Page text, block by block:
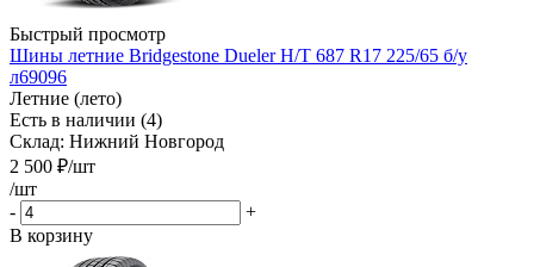
Быстрый просмотр
Шины летние Bridgestone Dueler H/T 687 R17 225/65 б/у
л69096
Летние (лето)
Есть в наличии (4)
Склад: Нижний Новгород
2 500 ₽/шт
/шт
-
+
В корзину